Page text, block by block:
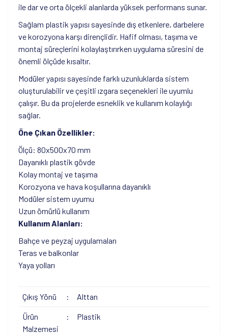
ile dar ve orta ölçekli alanlarda yüksek performans sunar.
Sağlam plastik yapısı sayesinde dış etkenlere, darbelere
ve korozyona karşı dirençlidir. Hafif olması, taşıma ve
montaj süreçlerini kolaylaştırırken uygulama süresini de
önemli ölçüde kısaltır.
Modüler yapısı sayesinde farklı uzunluklarda sistem
oluşturulabilir ve çeşitli ızgara seçenekleri ile uyumlu
çalışır. Bu da projelerde esneklik ve kullanım kolaylığı
sağlar.
Öne Çıkan Özellikler:
Ölçü: 80x500x70 mm
Dayanıklı plastik gövde
Kolay montaj ve taşıma
Korozyona ve hava koşullarına dayanıklı
Modüler sistem uyumu
Uzun ömürlü kullanım
Kullanım Alanları:
Bahçe ve peyzaj uygulamaları
Teras ve balkonlar
Yaya yolları
Çıkış Yönü : Alttan
Ürün
Malzemesi
: Plastik